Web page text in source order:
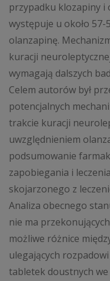
przypadku klozapiny i
występuje u około
olanzapinę.
kuracji
wymagają dalszych
Celem autorów był
potencjalnych
trakcie kuracji
uwzględnieniem
podsumowanie
zapobiegania i
skojarzonego z
Analiza obecnego
nie ma
możliwe różnice
ulegających
tabletek doustnych we